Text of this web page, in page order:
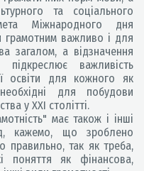
та соціального
Міжнародного дня
грамотним важливо і для
загалом, а відзначення
важливість
освіти для кожного як
для побудови
у ХХІ столітті.
має також і інші
кажемо, що зроблено
правильно, так як треба,
поняття як фінансова,